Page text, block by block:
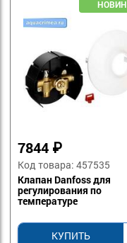
7844 ₽
Код товара: 457535
Клапан Danfoss для
регулирования по
температуре
теплоносителя
КУПИТЬ